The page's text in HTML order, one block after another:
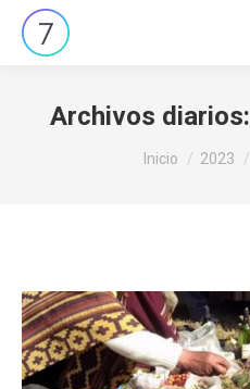
Archivos diarios:
Estás aquí:
Inicio 2023